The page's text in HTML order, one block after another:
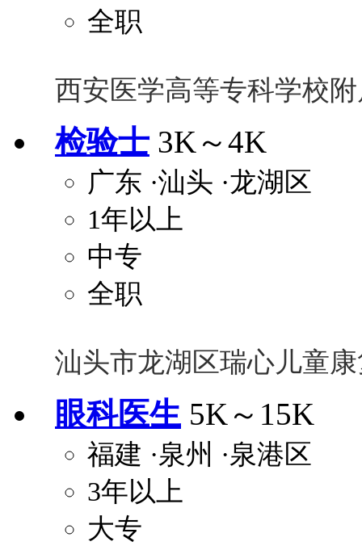
全职
西安医学高等专科学校
检验士 3K～4K
广东 ·汕头 ·龙湖区
1年以上
中专
全职
汕头市龙湖区瑞心儿童
眼科医生 5K～15K
福建 ·泉州 ·泉港区
3年以上
大专